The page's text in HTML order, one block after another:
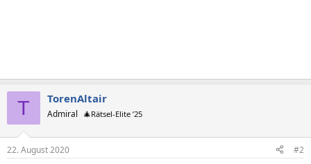
T TorenAltair
Admiral 🎄Rätsel-Elite ’25
22. August 2020 #2